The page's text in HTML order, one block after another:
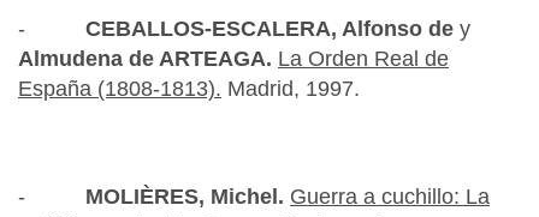
- CEBALLOS-ESCALERA, Alfonso de y
Almudena de ARTEAGA. La Orden Real de
España (1808-1813). Madrid, 1997.
- MOLIÈRES, Michel. Guerra a cuchillo: La